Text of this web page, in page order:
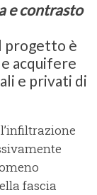
e contrasto
progetto è
acquifere
e privati di
fascia